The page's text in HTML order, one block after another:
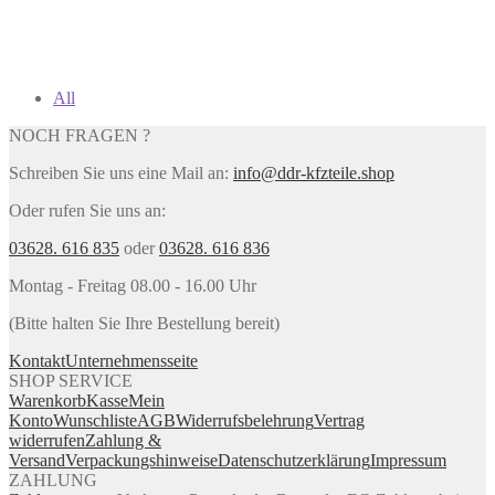
All
NOCH FRAGEN ?
Schreiben Sie uns eine Mail an: info@ddr-kfzteile.shop
Oder rufen Sie uns an:
03628. 616 835 oder03628. 616 836
Montag - Freitag 08.00 - 16.00 Uhr
(Bitte halten Sie Ihre Bestellung bereit)
KontaktUnternehmensseite
SHOP SERVICE
WarenkorbKasseMein
KontoWunschlisteAGBWiderrufsbelehrungVertrag
widerrufenZahlung &
VersandVerpackungshinweiseDatenschutzerklärungImpressum
ZAHLUNG